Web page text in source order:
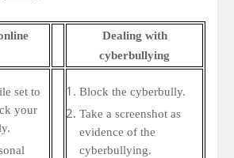
Dealing with
cyberbullying
set to
your
Block the cyberbully.
Take a screenshot as
evidence of the
cyberbullying.